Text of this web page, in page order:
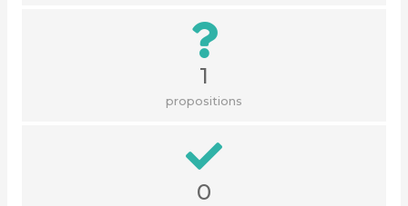
1
propositions
0